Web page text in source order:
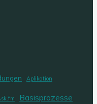
Aplikation
Basisprozesse